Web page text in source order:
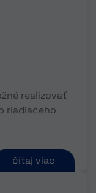
realizovať
riadiaceho
čítaj viac